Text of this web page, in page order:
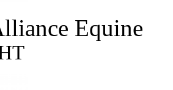
Equine